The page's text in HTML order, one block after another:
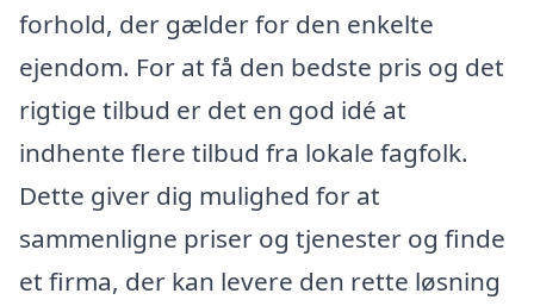
forhold, der gælder for den enkelte
ejendom. For at få den bedste pris og det
rigtige tilbud er det en god idé at
indhente flere tilbud fra lokale fagfolk.
Dette giver dig mulighed for at
sammenligne priser og tjenester og finde
et firma, der kan levere den rette løsning